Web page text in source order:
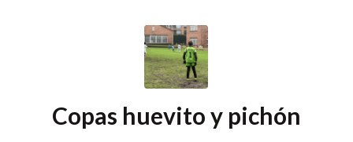
Copas huevito y pichón